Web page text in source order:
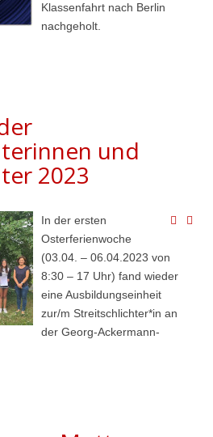
Klassenfahrt nach Berlin
nachgeholt.
und
2023
In der ersten
Osterferienwoche
(03.04. – 06.04.2023 von
8:30 – 17 Uhr) fand wieder
eine Ausbildungseinheit
zur/m Streitschlichter*in an
der Georg-Ackermann-